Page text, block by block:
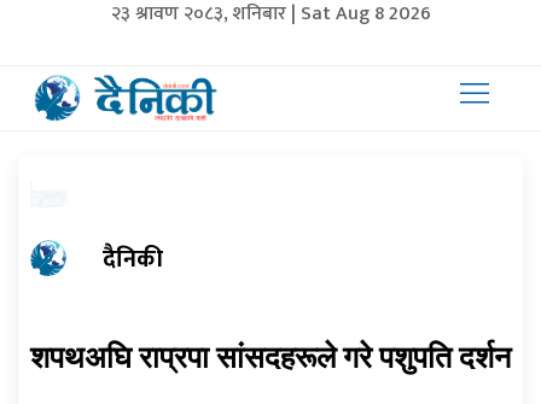
२३ श्रावण २०८३, शनिबार | Sat Aug 8 2026
दैनिकी
शपथअघि राप्रपा सांसदहरूले गरे पशुपति दर्शन